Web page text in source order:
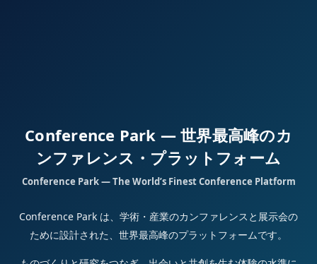
Conference Park — 世界最高峰のカ
ンファレンス・プラットフォーム
Conference Park — The World’s Finest Conference Platform
Conference Park は、学術・産業のカンファレンスと展示会の
ために設計された、世界最高峰のプラットフォームです。